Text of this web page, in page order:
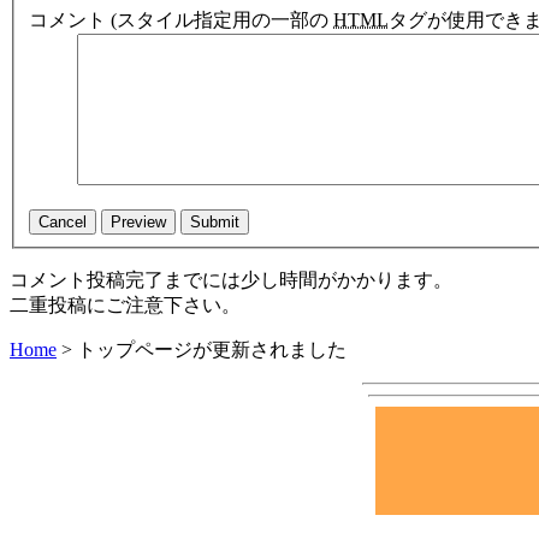
コメント (スタイル指定用の一部の HTMLタグが使用でき
コメント投稿完了までには少し時間がかかります。
二重投稿にご注意下さい。
Home > トップページが更新されました